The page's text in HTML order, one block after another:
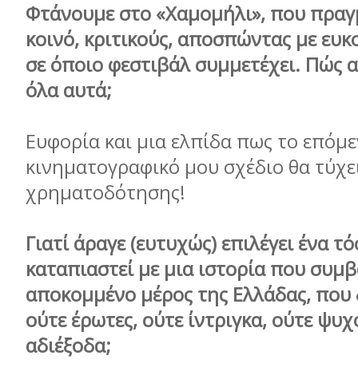
Φτάνουμε στο «Χαμομήλι», που
κοινό, κριτικούς, αποσπώντας με
σε όποιο φεστιβάλ συμμετέχει. Πώς
όλα αυτά;
Ευφορία και μια ελπίδα πως το
κινηματογραφικό μου σχέδιο θα
χρηματοδότησης!
Γιατί άραγε (ευτυχώς) επιλέγει ένα
καταπιαστεί με μια ιστορία που
αποκομμένο μέρος της Ελλάδας, που
ούτε έρωτες, ούτε ίντριγκα, ούτε
αδιέξοδα;